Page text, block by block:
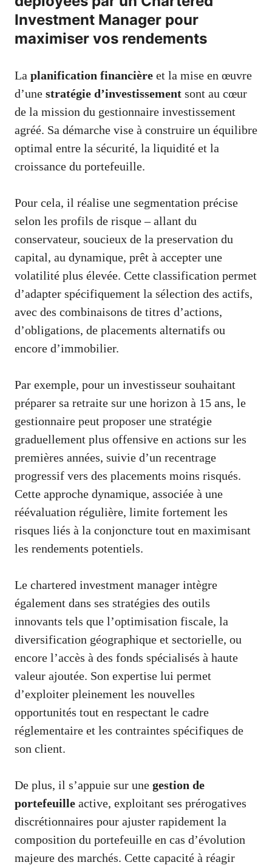
Investment Manager pour
maximiser vos rendements
La planification financière et la mise en œuvre
d’une stratégie d’investissement sont au cœur
de la mission du gestionnaire investissement
agréé. Sa démarche vise à construire un équilibre
optimal entre la sécurité, la liquidité et la
croissance du portefeuille.
Pour cela, il réalise une segmentation précise
selon les profils de risque – allant du
conservateur, soucieux de la preservation du
capital, au dynamique, prêt à accepter une
volatilité plus élevée. Cette classification permet
d’adapter spécifiquement la sélection des actifs,
avec des combinaisons de titres d’actions,
d’obligations, de placements alternatifs ou
encore d’immobilier.
Par exemple, pour un investisseur souhaitant
préparer sa retraite sur une horizon à 15 ans, le
gestionnaire peut proposer une stratégie
graduellement plus offensive en actions sur les
premières années, suivie d’un recentrage
progressif vers des placements moins risqués.
Cette approche dynamique, associée à une
réévaluation régulière, limite fortement les
risques liés à la conjoncture tout en maximisant
les rendements potentiels.
Le chartered investment manager intègre
également dans ses stratégies des outils
innovants tels que l’optimisation fiscale, la
diversification géographique et sectorielle, ou
encore l’accès à des fonds spécialisés à haute
valeur ajoutée. Son expertise lui permet
d’exploiter pleinement les nouvelles
opportunités tout en respectant le cadre
réglementaire et les contraintes spécifiques de
son client.
De plus, il s’appuie sur une gestion de
portefeuille active, exploitant ses prérogatives
discrétionnaires pour ajuster rapidement la
composition du portefeuille en cas d’évolution
majeure des marchés. Cette capacité à réagir